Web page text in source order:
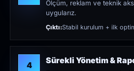
Ölçüm, reklam ve teknik
uygularız.
Çıktı:Stabil kurulum + ilk
4 Sürekli Yönetim &